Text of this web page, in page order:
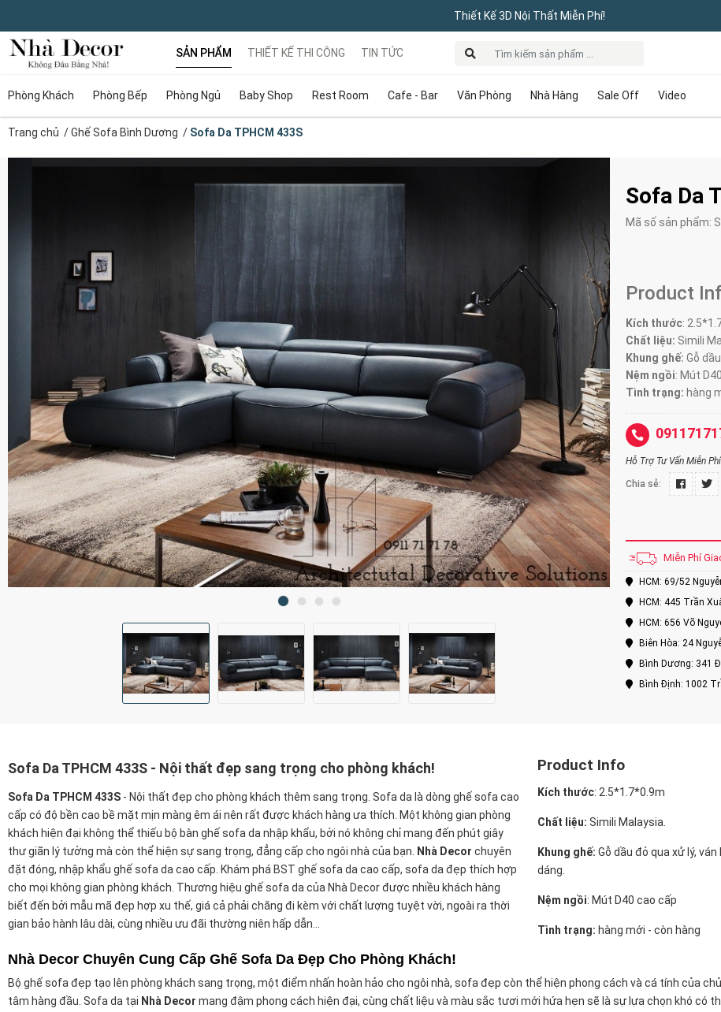
Thiết Kế 3D Nội Thất Miễn Phí!
SẢN PHẨM
Phòng Khách Phòng Bếp Phòng Ngủ Baby Shop Rest Room Cafe - Bar Văn Phòng Nhà Hàng Sale Off Video
THIẾT KẾ THI CÔNG TIN TỨC
Trang chủ /Ghế Sofa Bình Dương / Sofa Da TPHCM 433S
Sofa Da
Mã số sản phẩm:
Product
Kích thước:
Chất liệu: Simili
Khung ghế: Gỗ
Nệm ngồi: Mút
Tình trạng: hàng
Hỗ Trợ Tư Vấn Miễn
Chia sẻ:
Miễn Phí
HCM: 69/52
HCM: 445 Trần
HCM: 656 Võ
Biên Hòa: 24
Bình Dương: 341
Bình Định: 1002
Sofa Da TPHCM 433S - Nội thất đẹp sang trọng cho phòng khách!
Sofa Da TPHCM 433S - Nội thất đẹp cho phòng khách thêm sang trọng. Sofa da là dòng ghế sofa cao
cấp có độ bền cao bề mặt mịn màng êm ái nên rất được khách hàng ưa thích. Một không gian phòng
khách hiện đại không thể thiếu bộ bàn ghế sofa da nhập khẩu, bởi nó không chỉ mang đến phút giây
thư giãn lý tưởng mà còn thể hiện sự sang trọng, đẳng cấp cho ngôi nhà của bạn.
Nhà Decor chuyên
đặt đóng, nhập khẩu ghế sofa da cao cấp. Khám phá BST ghế sofa da cao cấp, sofa da đẹp thích hợp
cho mọi không gian phòng khách. Thương hiệu ghế sofa da của Nhà Decor được nhiều khách hàng
biết đến bởi mẫu mã đẹp hợp xu thế, giá cả phải chăng đi kèm với chất lượng tuyệt vời, ngoài ra thời
gian bảo hành lâu dài, cùng nhiều ưu đãi thường niên hấp dẫn...
Product Info
Kích thước: 2.5*1.7*0.9m
Chất liệu: Simili Malaysia.
Khung ghế: Gỗ dầu đỏ qua xử lý,
dáng.
Nệm ngồi: Mút D40 cao cấp
Tình trạng: hàng mới - còn hàng
Nhà Decor Chuyên Cung Cấp Ghế Sofa Da Đẹp Cho Phòng Khách!
Bộ ghế sofa đẹp tạo lên phòng khách sang trọng, một điểm nhấn hoàn hảo cho ngôi nhà, sofa đẹp còn thể hiện phong cách và cá tính của
tâm hàng đầu. Sofa da tại Nhà Decor mang đậm phong cách hiện đại, cùng chất liệu và màu sắc tươi mới hứa hẹn sẽ là sự lựa chọn khó có